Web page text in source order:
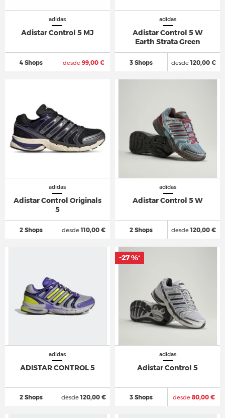
adidas
Adistar Control 5 MJ
4 Shops desde99,00 €
adidas
Adistar Control 5 W
Earth Strata Green
3 Shops desde120,00 €
adidas
Adistar Control Originals
5
2 Shops desde110,00 €
adidas
Adistar Control 5 W
2 Shops desde120,00 €
adidas
ADISTAR CONTROL 5
2 Shops desde120,00 €
adidas
Adistar Control 5
3 Shops desde80,00 €
-27 %*